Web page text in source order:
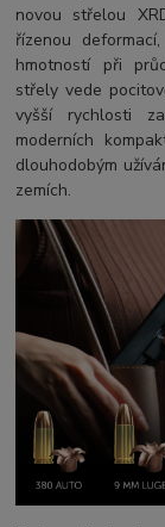
novou střelou
řízenou
hmotností při
střely vede
vyšší rychlosti
moderních
dlouhodobým
zemích.